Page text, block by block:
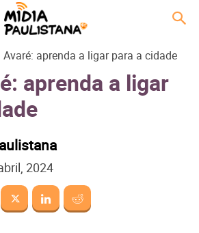
Avaré: aprenda a ligar para a cidade
aprenda a ligar
2024